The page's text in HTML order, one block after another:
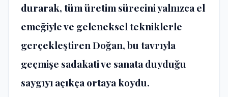
durarak, tüm üretim sürecini yalnızca el
emeğiyle ve geleneksel tekniklerle
gerçekleştiren Doğan, bu tavrıyla
geçmişe sadakati ve sanata duyduğu
saygıyı açıkça ortaya koydu.